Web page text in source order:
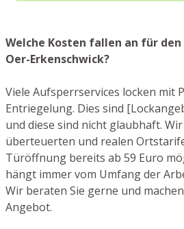
Welche Kosten fallen an für
Oer-Erkenschwick?
Viele Aufsperrservices locken mit
Entriegelung. Dies sind
und diese sind nicht glaubhaft.
überteuerten und realen
Türöffnung bereits ab 59 Euro
hängt immer vom Umfang der
Wir beraten Sie gerne und
Angebot.